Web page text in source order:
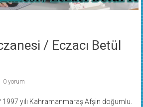
/ Eczacı Betül
0 yorum
1997 yılı Kahramanmaraş Afşin doğumlu.